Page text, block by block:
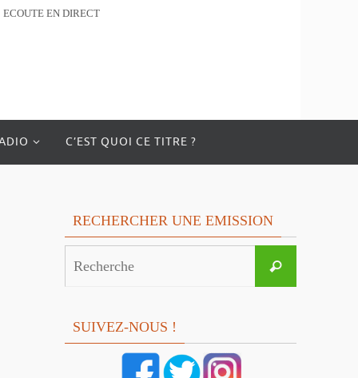
ECOUTE EN DIRECT
C’EST QUOI CE TITRE ?
RECHERCHER UNE EMISSION
Recherche
SUIVEZ-NOUS !